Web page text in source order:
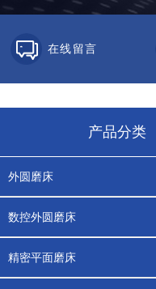
在线留言
产品分类
外圆磨床
数控外圆磨床
精密平面磨床